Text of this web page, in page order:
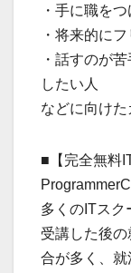
・手に職を
・将来的に
・話すのが
したい人
などに向けた
■【完全無料
多くのITスク
受講した後
合が多く、就